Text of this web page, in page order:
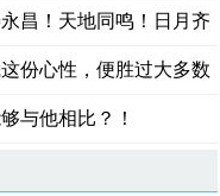
昌！天地同鸣！日月齐
份心性，便胜过大多数
与他相比？！